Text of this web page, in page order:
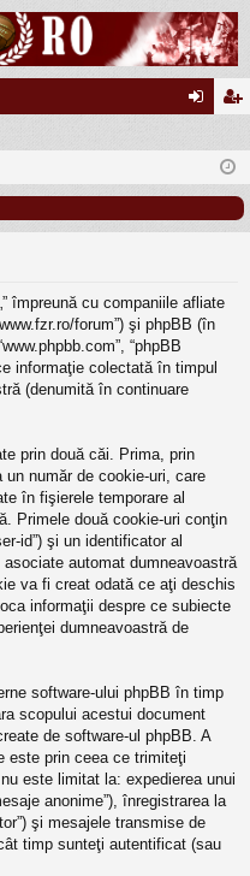
eg
împreună cu companiile afliate
forum”) şi phpBB (în
“phpBB
informaţie colectată în timpul
(denumită în continuare
prin două căi. Prima, prin
un număr de cookie-uri, care
în fişierele temporare al
Primele două cookie-uri conţin
id”) şi un identificator al
automat dumneavoastră
va fi creat odată ce aţi deschis
informaţii despre ce subiecte
dumneavoastră de
software-ului phpBB în timp
scopului acestui document
de software-ul phpBB. A
este prin ceea ce trimiteţi
este limitat la: expedierea unui
anonime”), înregistrarea la
şi mesajele transmise de
timp sunteţi autentificat (sau